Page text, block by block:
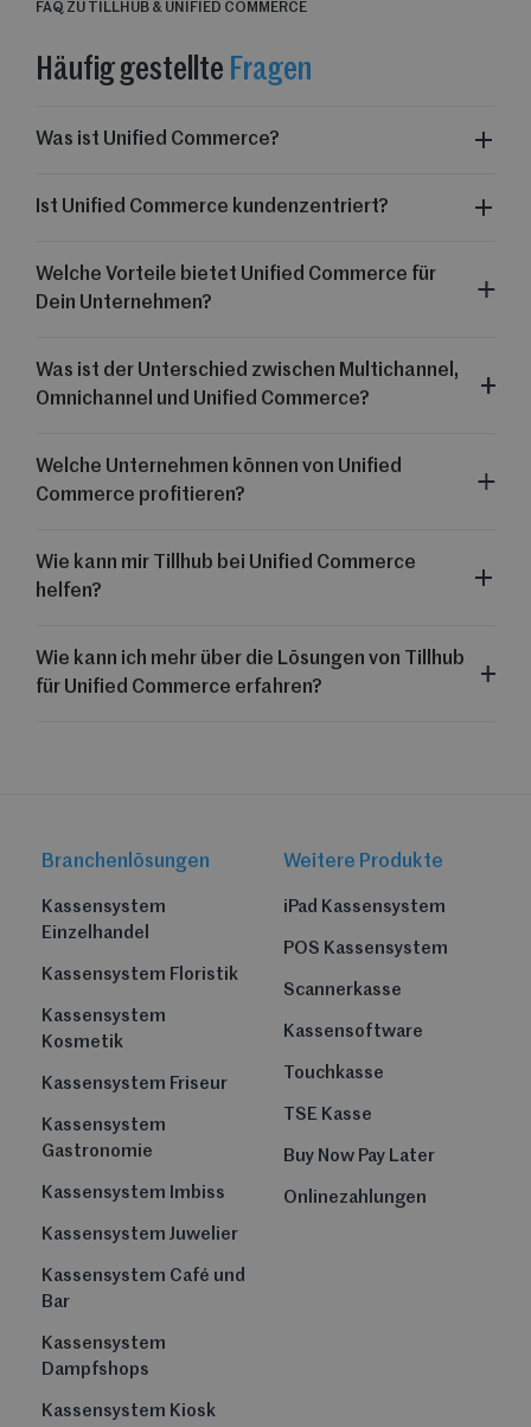
FAQ ZU TILLHUB & UNIFIED COMMERCE
Häufig gestellte Fragen
Was ist Unified Commerce?
Ist Unified Commerce kundenzentriert?
Welche Vorteile bietet Unified Commerce für
Dein Unternehmen?
Was ist der Unterschied zwischen Multichannel,
Omnichannel und Unified Commerce?
Welche Unternehmen können von Unified
Commerce profitieren?
Wie kann mir Tillhub bei Unified Commerce
helfen?
Wie kann ich mehr über die Lösungen von Tillhub
für Unified Commerce erfahren?
Branchenlösungen
Kassensystem
Einzelhandel
Kassensystem Floristik
Kassensystem
Kosmetik
Kassensystem Friseur
Kassensystem
Gastronomie
Kassensystem Imbiss
Kassensystem Juwelier
Kassensystem Café und
Bar
Kassensystem
Dampfshops
Kassensystem Kiosk
Weitere Produkte
iPad Kassensystem
POS Kassensystem
Scannerkasse
Kassensoftware
Touchkasse
TSE Kasse
Buy Now Pay Later
Onlinezahlungen